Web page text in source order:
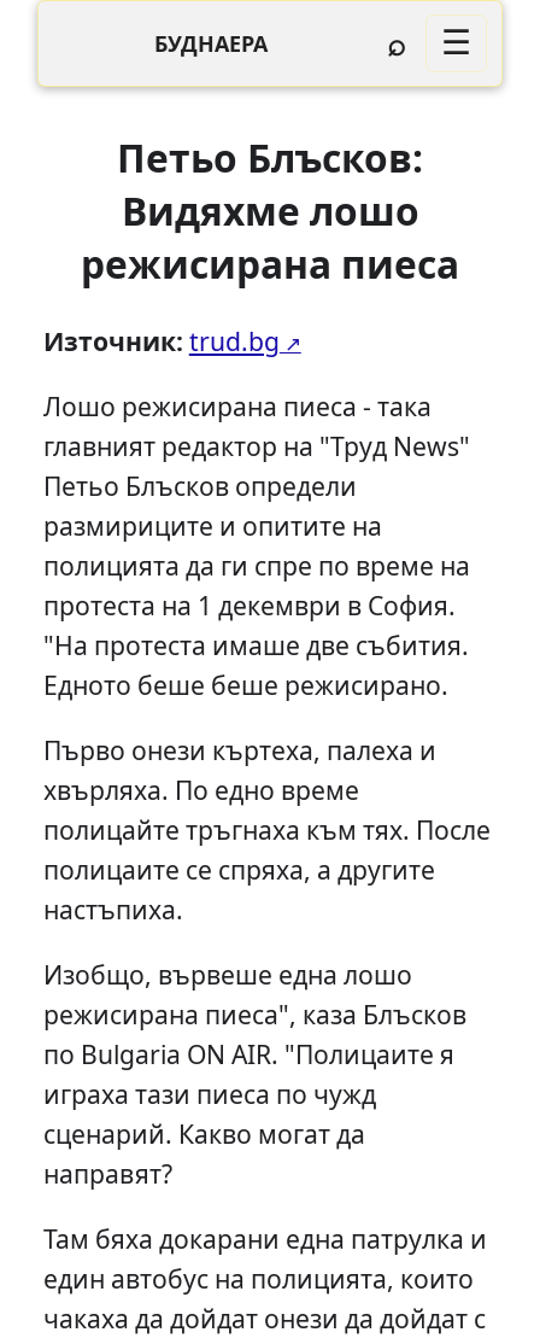
БУДНАЕРА ⌕ ☰
Петьо Блъсков:
Видяхме лошо
режисирана пиеса
Източник: trud.bg
Лошо режисирана пиеса - така
главният редактор на "Труд News"
Петьо Блъсков определи
размириците и опитите на
полицията да ги спре по време на
протеста на 1 декември в София.
"На протеста имаше две събития.
Едното беше беше режисирано.
Първо онези къртеха, палеха и
хвърляха. По едно време
полицайте тръгнаха към тях. После
полицаите се спряха, а другите
настъпиха.
Изобщо, вървеше една лошо
режисирана пиеса", каза Блъсков
по Bulgaria ON AIR. "Полицаите я
играха тази пиеса по чужд
сценарий. Какво могат да
направят?
Там бяха докарани една патрулка и
един автобус на полицията, които
чакаха да дойдат онези да дойдат с